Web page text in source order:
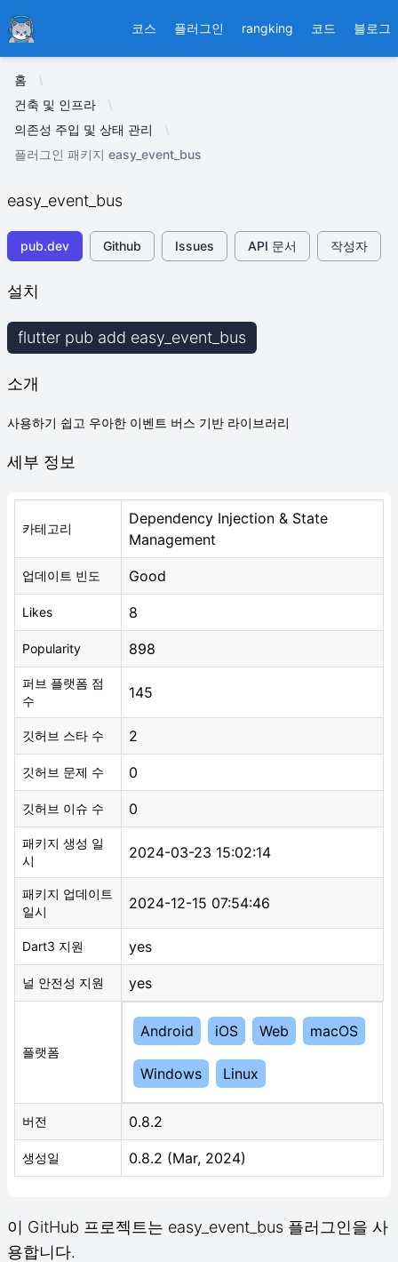
Ducafecat 코스 플러그인 rangking 코드 블로그
홈
건축 및 인프라
의존성 주입 및 상태 관리
플러그인 패키지 easy_event_bus
easy_event_bus
pub.dev Github Issues API 문서 작성자
설치
flutter pub add easy_event_bus
소개
사용하기 쉽고 우아한 이벤트 버스 기반 라이브러리
세부 정보
카테고리
Dependency Injection & State
Management
업데이트 빈도 Good
Likes 8
Popularity 898
퍼브 플랫폼 점
수
145
깃허브 스타 수 2
깃허브 문제 수 0
깃허브 이슈 수 0
패키지 생성 일
시
2024-03-23 15:02:14
패키지 업데이트
일시
2024-12-15 07:54:46
Dart3 지원 yes
널 안전성 지원 yes
플랫폼
Android iOS Web macOS
Windows Linux
버전 0.8.2
생성일 0.8.2 (Mar, 2024)
이 GitHub 프로젝트는 easy_event_bus 플러그인을 사
용합니다.